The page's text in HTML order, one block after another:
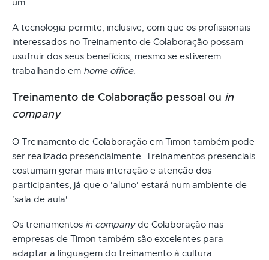
um.
A tecnologia permite, inclusive, com que os profissionais
interessados no Treinamento de Colaboração possam
usufruir dos seus benefícios, mesmo se estiverem
trabalhando em home office.
Treinamento de Colaboração pessoal ou in
company
O Treinamento de Colaboração em Timon também pode
ser realizado presencialmente. Treinamentos presenciais
costumam gerar mais interação e atenção dos
participantes, já que o 'aluno' estará num ambiente de
‘sala de aula'.
Os treinamentos in companyde Colaboração nas
empresas de Timon também são excelentes para
adaptar a linguagem do treinamento à cultura